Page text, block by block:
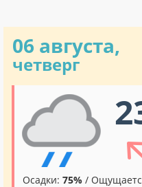
06 августа,
четверг
Осадки: 75% /